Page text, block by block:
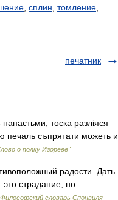
сплин томление
печатник
тоска разліяся
печаль съпрятати можеть и
о полку Игореве"
радости. Дать
страдание, но
Философский словарь Спонвиля